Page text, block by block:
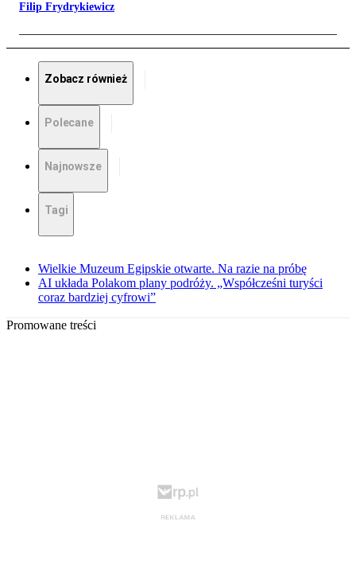
Filip Frydrykiewicz
Zobacz również
Polecane
Najnowsze
Tagi
Wielkie Muzeum Egipskie otwarte. Na razie na próbę
AI układa Polakom plany podróży. „Współcześni turyści
coraz bardziej cyfrowi”
Promowane treści